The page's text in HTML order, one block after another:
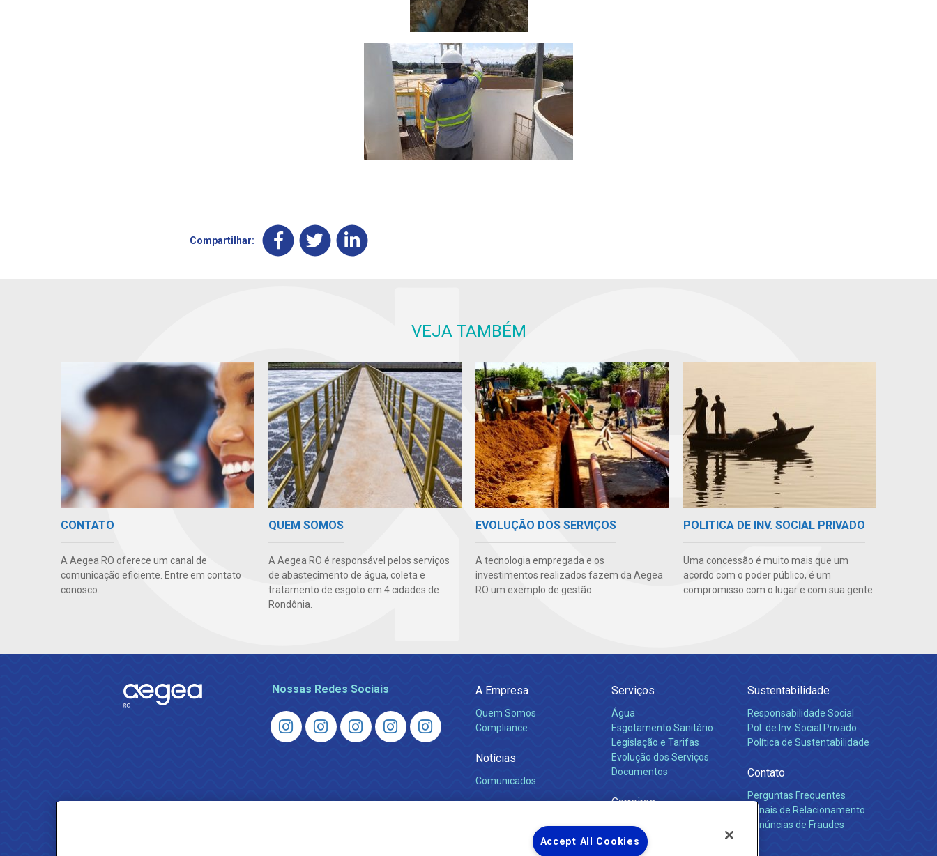
Compartilhar:
VEJA TAMBÉM
CONTATO
A Aegea RO oferece um canal de
comunicação eficiente. Entre em contato
conosco.
QUEM SOMOS
A Aegea RO é responsável pelos serviços
de abastecimento de água, coleta e
tratamento de esgoto em 4 cidades de
Rondônia.
EVOLUÇÃO DOS SERVIÇOS
A tecnologia empregada e os
investimentos realizados fazem da Aegea
RO um exemplo de gestão.
POLITICA DE INV. SOCIAL PRIVADO
Uma concessão é muito mais que um
acordo com o poder público, é um
compromisso com o lugar e com sua gente.
Nossas Redes Sociais A Empresa
Quem Somos
Compliance
Notícias
Comunicados
Serviços
Água
Esgotamento Sanitário
Legislação e Tarifas
Evolução dos Serviços
Documentos
Carreiras
Sustentabilidade
Responsabilidade Social
Pol. de Inv. Social Privado
Política de Sustentabilidade
Contato
Perguntas Frequentes
Canais de Relacionamento
Denúncias de Fraudes
Accept All Cookies